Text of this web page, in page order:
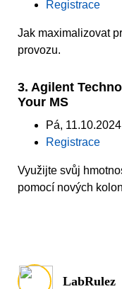
Registrace
Jak maximalizovat
provozu.
3. Agilent
Your MS
Pá,
Registrace
Využijte svůj
pomocí nových
LabRulez